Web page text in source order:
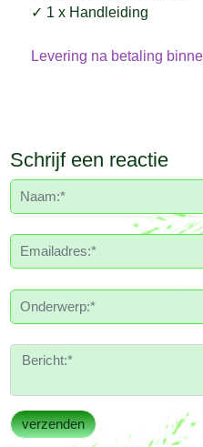
✓ 1 x Handleiding
Levering na betaling
Schrijf een reactie